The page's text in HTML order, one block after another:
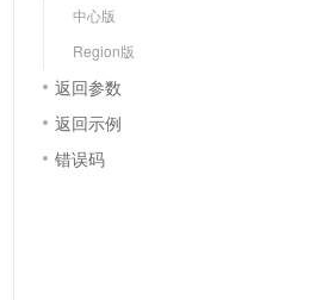
中心版
Region版
返回参数
返回示例
错误码
色。
覆盖90%+业务场景，专享组合折扣价
精选AI产品，从模型到应用全链提效
SSL 证书
堡垒机